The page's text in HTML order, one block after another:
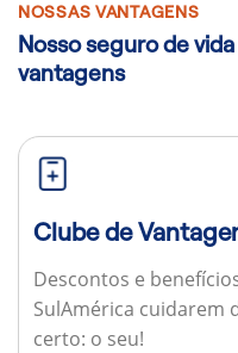
NOSSAS VANTAGENS
Nosso seguro de
vantagens
Clube de
Descontos e
SulAmérica cuidarem
certo: o seu!